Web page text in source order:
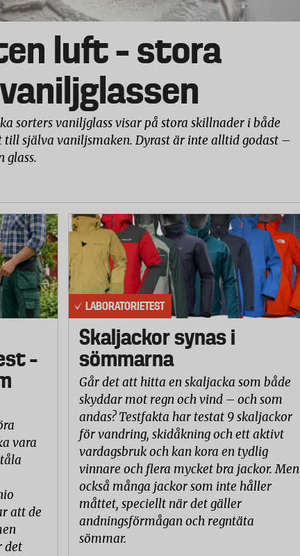
luft – stora
sorters vaniljglass visar på stora skillnader i både
själva vaniljsmaken. Dyrast är inte alltid godast –
glass.
–
vara
att de
det
LABORATORIETEST
Skaljackor synas i
sömmarna
Går det att hitta en skaljacka som både
skyddar mot regn och vind – och som
andas? Testfakta har testat 9 skaljackor
för vandring, skidåkning och ett aktivt
vardagsbruk och kan kora en tydlig
vinnare och flera mycket bra jackor. Men
också många jackor som inte håller
måttet, speciellt när det gäller
andningsförmågan och regntäta
sömmar.